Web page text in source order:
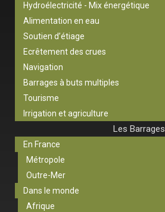
Hydroélectricité - Mix énergétique
Alimentation en eau
Soutien d’étiage
Ecrêtement des crues
Navigation
Barrages à buts multiples
Tourisme
Irrigation et agriculture
Les Barrages
En France
Métropole
Outre-Mer
Dans le monde
Afrique